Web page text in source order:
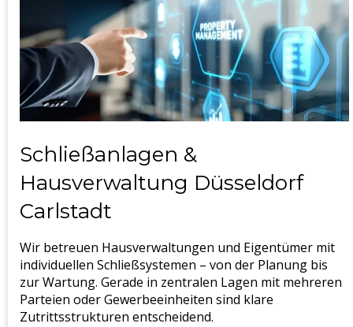
Schließanlagen &
Hausverwaltung Düsseldorf
Carlstadt
Wir betreuen Hausverwaltungen und Eigentümer mit
individuellen Schließsystemen – von der Planung bis
zur Wartung. Gerade in zentralen Lagen mit mehreren
Parteien oder Gewerbeeinheiten sind klare
Zutrittsstrukturen entscheidend.